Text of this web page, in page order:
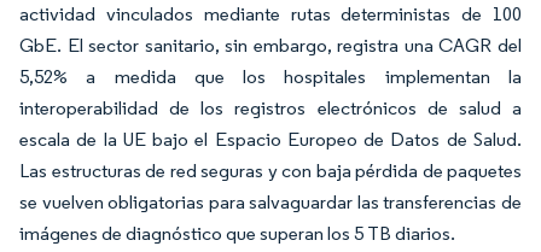
actividad vinculados mediante rutas deterministas de 100
GbE. El sector sanitario, sin embargo, registra una CAGR del
5,52% a medida que los hospitales implementan la
interoperabilidad de los registros electrónicos de salud a
escala de la UE bajo el Espacio Europeo de Datos de Salud.
Las estructuras de red seguras y con baja pérdida de paquetes
se vuelven obligatorias para salvaguardar las transferencias de
imágenes de diagnóstico que superan los 5 TB diarios.